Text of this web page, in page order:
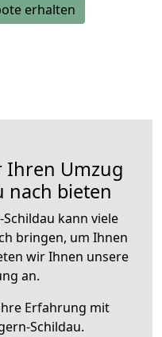
erhalten
Ihren Umzug
nach bieten
kann viele
bringen, um Ihnen
wir Ihnen unsere
an.
Erfahrung mit
Schildau.